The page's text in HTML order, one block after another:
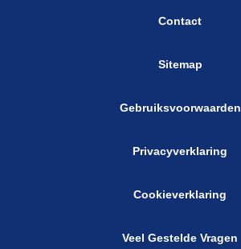
Contact
Sitemap
Gebruiksvoorwaarden
Privacyverklaring
Cookieverklaring
Veel Gestelde Vragen